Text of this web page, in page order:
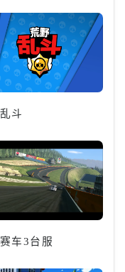
斗
车3台服